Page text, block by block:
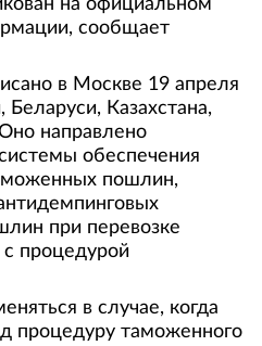
на официальном
сообщает
в Москве 19 апреля
Казахстана,
направлено
обеспечения
пошлин,
при перевозке
с процедурой
в случае, когда
процедуру таможенного